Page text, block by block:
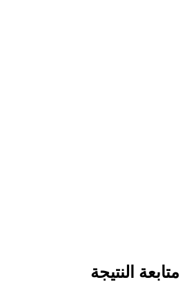
متابعة النتيجة